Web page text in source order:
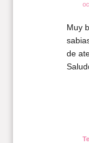
Muy
de